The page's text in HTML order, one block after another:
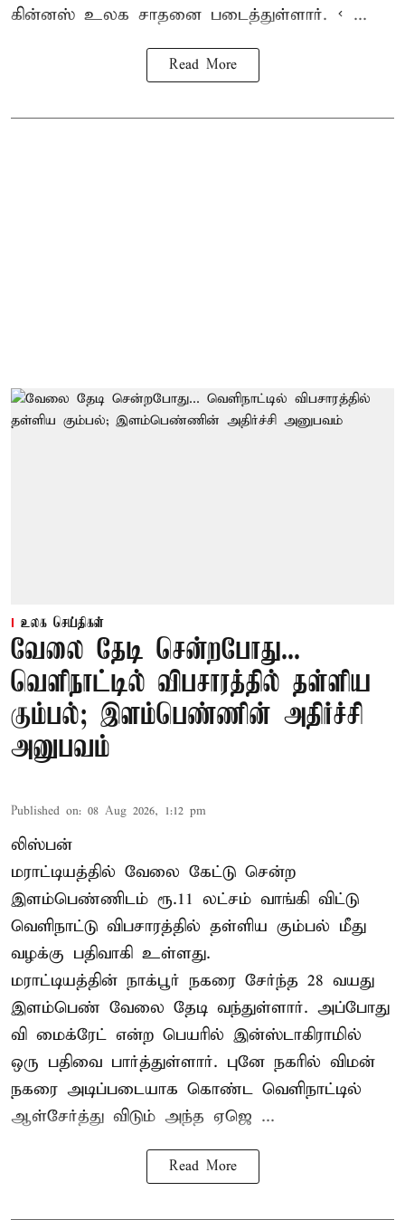
கின்னஸ் உலக சாதனை படைத்துள்ளார். < ...
Read More
உலக செய்திகள்
வேலை தேடி சென்றபோது...
வெளிநாட்டில் விபசாரத்தில் தள்ளிய
கும்பல்; இளம்பெண்ணின் அதிர்ச்சி
அனுபவம்
Published on: 08 Aug 2026, 1:12 pm
லிஸ்பன்
மராட்டியத்தில் வேலை கேட்டு சென்ற
இளம்பெண்ணிடம் ரூ.11 லட்சம் வாங்கி விட்டு
வெளிநாட்டு விபசாரத்தில் தள்ளிய கும்பல் மீது
வழக்கு பதிவாகி உள்ளது.
மராட்டியத்தின் நாக்பூர் நகரை சேர்ந்த 28 வயது
இளம்பெண் வேலை தேடி வந்துள்ளார். அப்போது
வி மைக்ரேட் என்ற பெயரில் இன்ஸ்டாகிராமில்
ஒரு பதிவை பார்த்துள்ளார். புனே நகரில் விமன்
நகரை அடிப்படையாக கொண்ட வெளிநாட்டில்
ஆள்சேர்த்து விடும் அந்த ஏஜெ ...
Read More